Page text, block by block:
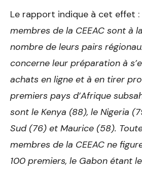
Le rapport indique à cet effet :
membres de la CEEAC sont à
nombre de leurs pairs
concerne leur préparation à
achats en ligne et à en tirer
premiers pays d’Afrique
sont le Kenya (88), le Nigeria
Sud (76) et Maurice (58).
membres de la CEEAC ne
100 premiers, le Gabon étant